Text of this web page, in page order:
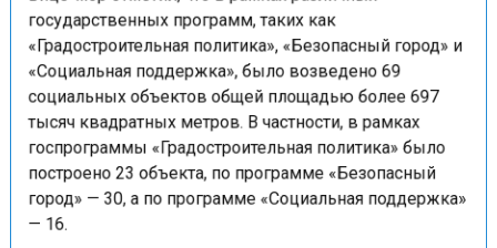
государственных программ, таких как
«Градостроительная политика», «Безопасный город» и
«Социальная поддержка», было возведено 69
социальных объектов общей площадью более 697
тысяч квадратных метров. В частности, в рамках
госпрограммы «Градостроительная политика» было
построено 23 объекта, по программе «Безопасный
город» — 30, а по программе «Социальная поддержка»
— 16.